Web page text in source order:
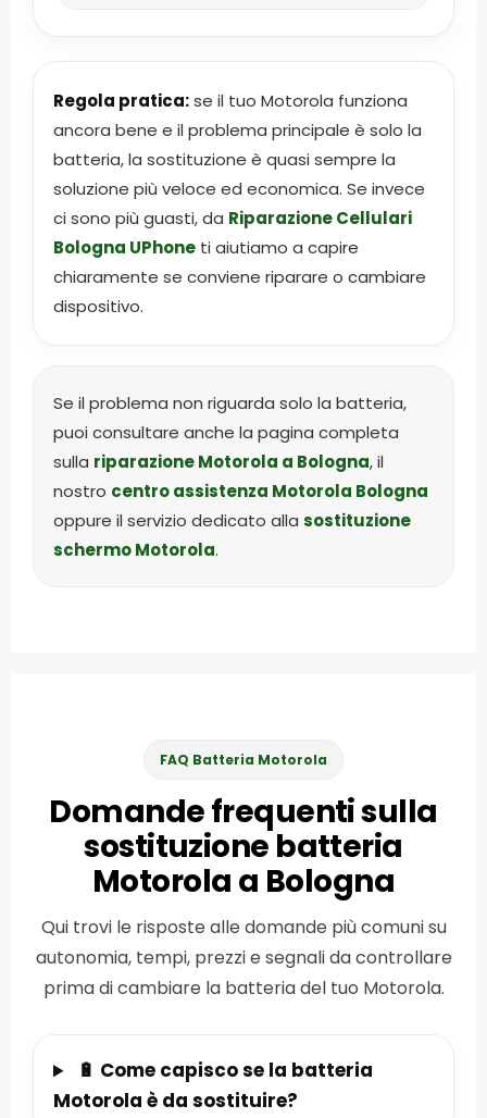
Regola pratica:se il tuo Motorola funziona
ancora bene e il problema principale è solo la
batteria, la sostituzione è quasi sempre la
soluzione più veloce ed economica. Se invece
ci sono più guasti, da Riparazione Cellulari
Bologna UPhone ti aiutiamo a capire
chiaramente se conviene riparare o cambiare
dispositivo.
Se il problema non riguarda solo la batteria,
puoi consultare anche la pagina completa
sulla riparazione Motorola a Bologna, il
nostro centro assistenza Motorola Bologna
oppure il servizio dedicato alla sostituzione
schermo Motorola.
FAQ Batteria Motorola
Domande frequenti sulla
sostituzione batteria
Motorola a Bologna
Qui trovi le risposte alle domande più comuni su
autonomia, tempi, prezzi e segnali da controllare
prima di cambiare la batteria del tuo Motorola.
🔋 Come capisco se la batteria
Motorola è da sostituire?